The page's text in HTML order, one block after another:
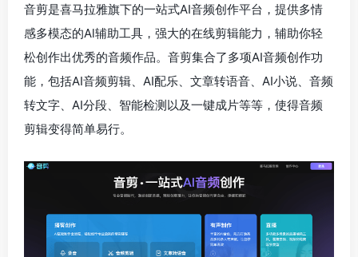
音剪是喜马拉雅旗下的一站式AI音频创作平台，提供多情
感多模态的Al辅助工具，强大的在线剪辑能力，辅助你轻
松创作出优秀的音频作品。音剪集合了多项AI音频创作功
能，包括AI音频剪辑、AI配乐、文章转语音、AI小说、音频
转文字、AI分段、智能检测以及一键成片等等，使得音频
剪辑变得简单易行。